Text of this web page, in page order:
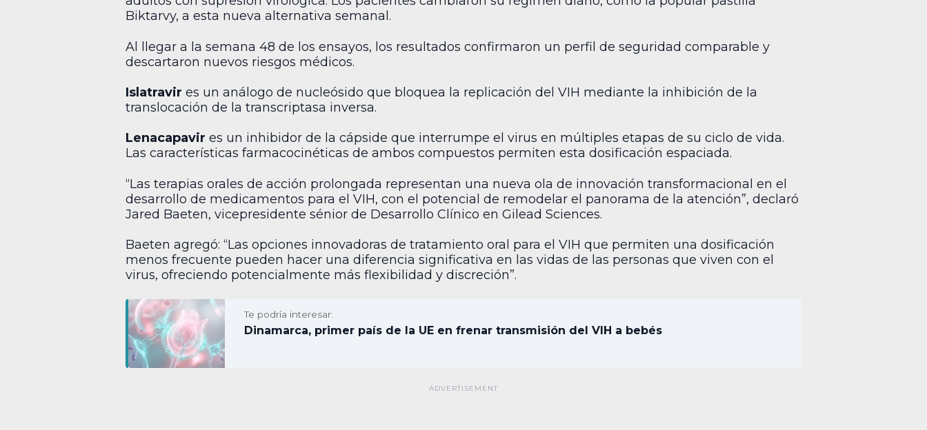
Biktarvy, a esta nueva alternativa semanal.
Al llegar a la semana 48 de los ensayos, los resultados confirmaron un perfil de seguridad comparable y
descartaron nuevos riesgos médicos.
Islatravir es un análogo de nucleósido que bloquea la replicación del VIH mediante la inhibición de la
translocación de la transcriptasa inversa.
Lenacapavir es un inhibidor de la cápside que interrumpe el virus en múltiples etapas de su ciclo de vida.
Las características farmacocinéticas de ambos compuestos permiten esta dosificación espaciada.
“Las terapias orales de acción prolongada representan una nueva ola de innovación transformacional en el
desarrollo de medicamentos para el VIH, con el potencial de remodelar el panorama de la atención”, declaró
Jared Baeten, vicepresidente sénior de Desarrollo Clínico en Gilead Sciences.
Baeten agregó: “Las opciones innovadoras de tratamiento oral para el VIH que permiten una dosificación
menos frecuente pueden hacer una diferencia significativa en las vidas de las personas que viven con el
virus, ofreciendo potencialmente más flexibilidad y discreción”.
Te podría interesar:
Dinamarca, primer país de la UE en frenar transmisión del VIH a bebés